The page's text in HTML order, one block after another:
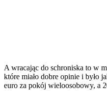
A wracając do schroniska to w
które miało dobre opinie i było
euro za pokój wieloosobowy, a